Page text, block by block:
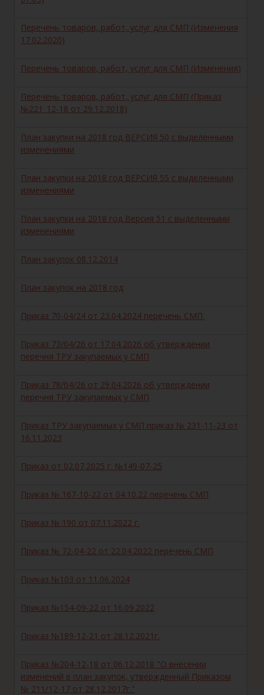
Перечень товаров, работ, услуг для СМП (Изменения
17.02.2020)
Перечень товаров, работ, услуг для СМП (Изменения)
Перечень товаров, работ, услуг для СМП (Приказ
№221_12-18 от 29.12.2018)
План закупки на 2018 год ВЕРСИЯ 50 с выделенными
изменениями
План закупки на 2018 год ВЕРСИЯ 55 с выделенными
изменениями
План закупки на 2018 год Версия 51 с выделенными
изменениями
План закупок 08.12.2014
План закупок на 2018 год
Приказ 70-04/24 от 23.04.2024 перечень СМП
Приказ 73/04/26 от 17.04.2026 об утверждении
перечня ТРУ закупаемых у СМП
Приказ 78/04/26 от 29.04.2026 об утверждении
перечня ТРУ закупаемых у СМП
Приказ ТРУ закупаемых у СМП приказ № 231-11-23 от
16.11.2023
Приказ от 02.07.2025 г. №149-07-25
Приказ № 167-10-22 от 04.10.22 перечень СМП
Приказ № 190 от 07.11.2022 г.
Приказ № 72-04-22 от 22.04.2022 перечень СМП
Приказ №103 от 11.06.2024
Приказ №154-09-22 от 16.09.2022
Приказ №189-12-21 от 28.12.2021г.
Приказ №204-12-18 от 06.12.2018 "О внесении
изменений в план закупок, утвержденный Приказом
№ 211/12-17 от 28.12.2017г."